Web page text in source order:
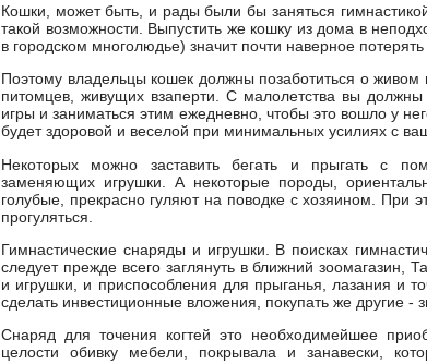
Кошки, может быть, и рады были бы заняться
такой возможности. Выпустить же кошку из дома в
в городском многолюдье) значит почти наверное потерять
Поэтому владельцы кошек должны позаботиться о
питомцев, живущих взаперти. С малолетства вы должны
игры и заниматься этим ежедневно, чтобы это вошло у
будет здоровой и веселой при минимальных усилиях с
Некоторых можно заставить бегать и прыгать с
заменяющих игрушки. А некоторые породы,
голубые, прекрасно гуляют на поводке с хозяином. При
прогуляться.
Гимнастические снаряды и игрушки. В поисках
следует прежде всего заглянуть в ближний зоомагазин,
и игрушки, и приспособления для прыганья, лазания и
сделать инвестиционные вложения, покупать же другие -
Снаряд для точения когтей это необходимейшее
целости обивку мебели, покрывала и занавески,